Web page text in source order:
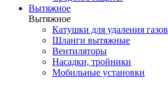
Вытяжное
Вытяжное
Катушки для удаления газов
Шланги вытяжные
Вентиляторы
Насадки, тройники
Мобильные установки